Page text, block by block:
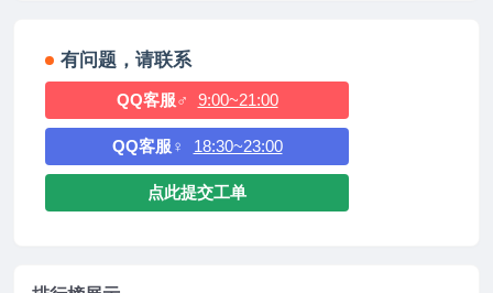
有问题，请联系
QQ客服♂ 9:00~21:00
QQ客服♀ 18:30~23:00
点此提交工单